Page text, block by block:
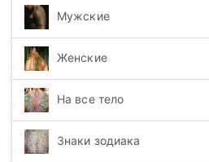
Мужские
Женские
На все тело
Знаки зодиака